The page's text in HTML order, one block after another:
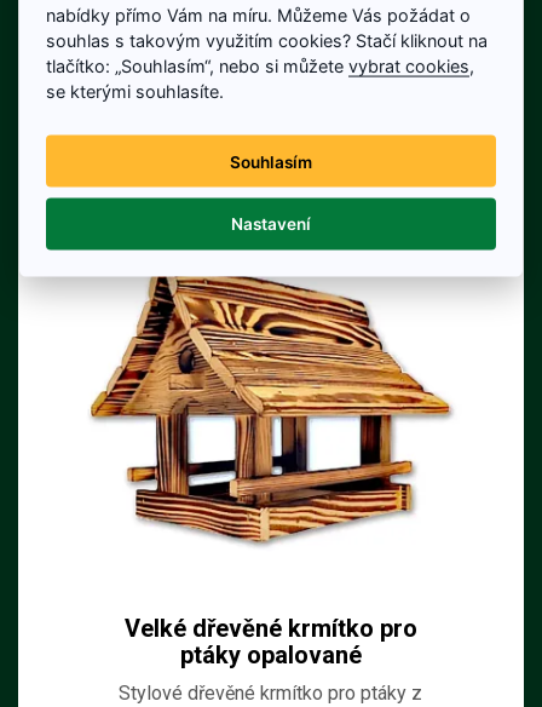
cm; šířka 26 cm; výška 26 cm
320 Kč 350 Kč
Cena bez DPH: 264 Kč
Detail produktu
Velké dřevěné krmítko pro
ptáky opalované
Stylové dřevěné krmítko pro ptáky z
nabídky přímo Vám na míru. Můžeme Vás požádat o
souhlas s takovým využitím cookies? Stačí kliknout na
tlačítko: „Souhlasím“, nebo si můžetevybrat cookies,
se kterými souhlasíte.
Souhlasím
Nastavení